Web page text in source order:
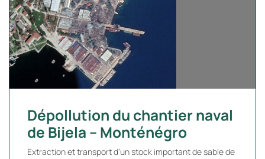
Dépollution du chantier naval
de Bijela – Monténégro
Extraction et transport d’un stock important de sable de